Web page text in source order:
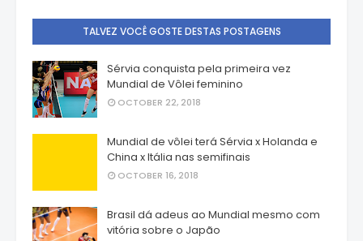
TALVEZ VOCÊ GOSTE DESTAS POSTAGENS
Sérvia conquista pela primeira vez
Mundial de Vôlei feminino
OCTOBER 22, 2018
Mundial de vôlei terá Sérvia x Holanda e
China x Itália nas semifinais
OCTOBER 16, 2018
Brasil dá adeus ao Mundial mesmo com
vitória sobre o Japão